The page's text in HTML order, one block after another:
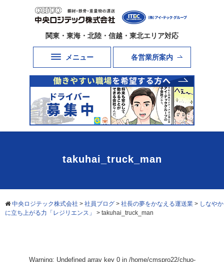
関東・東海・北陸・信越・東北エリア対応
メニュー 各営業所案内
takuhai_truck_man
中央ロジテック株式会社 > 社員ブログ > 社長の夢をかなえる運送業 > しなやか
に立ち上がる力「レジリエンス」
> takuhai_truck_man
Warning: Undefined array key 0 in /home/cmspro22/chuo-